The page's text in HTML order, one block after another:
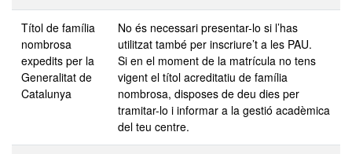
Títol de família
nombrosa
expedits per la
Generalitat de
Catalunya
No és necessari presentar-lo si l’has
utilitzat també per inscriure’t a les PAU.
Si en el moment de la matrícula no tens
vigent el títol acreditatiu de família
nombrosa, disposes de deu dies per
tramitar-lo i informar a la gestió acadèmica
del teu centre.